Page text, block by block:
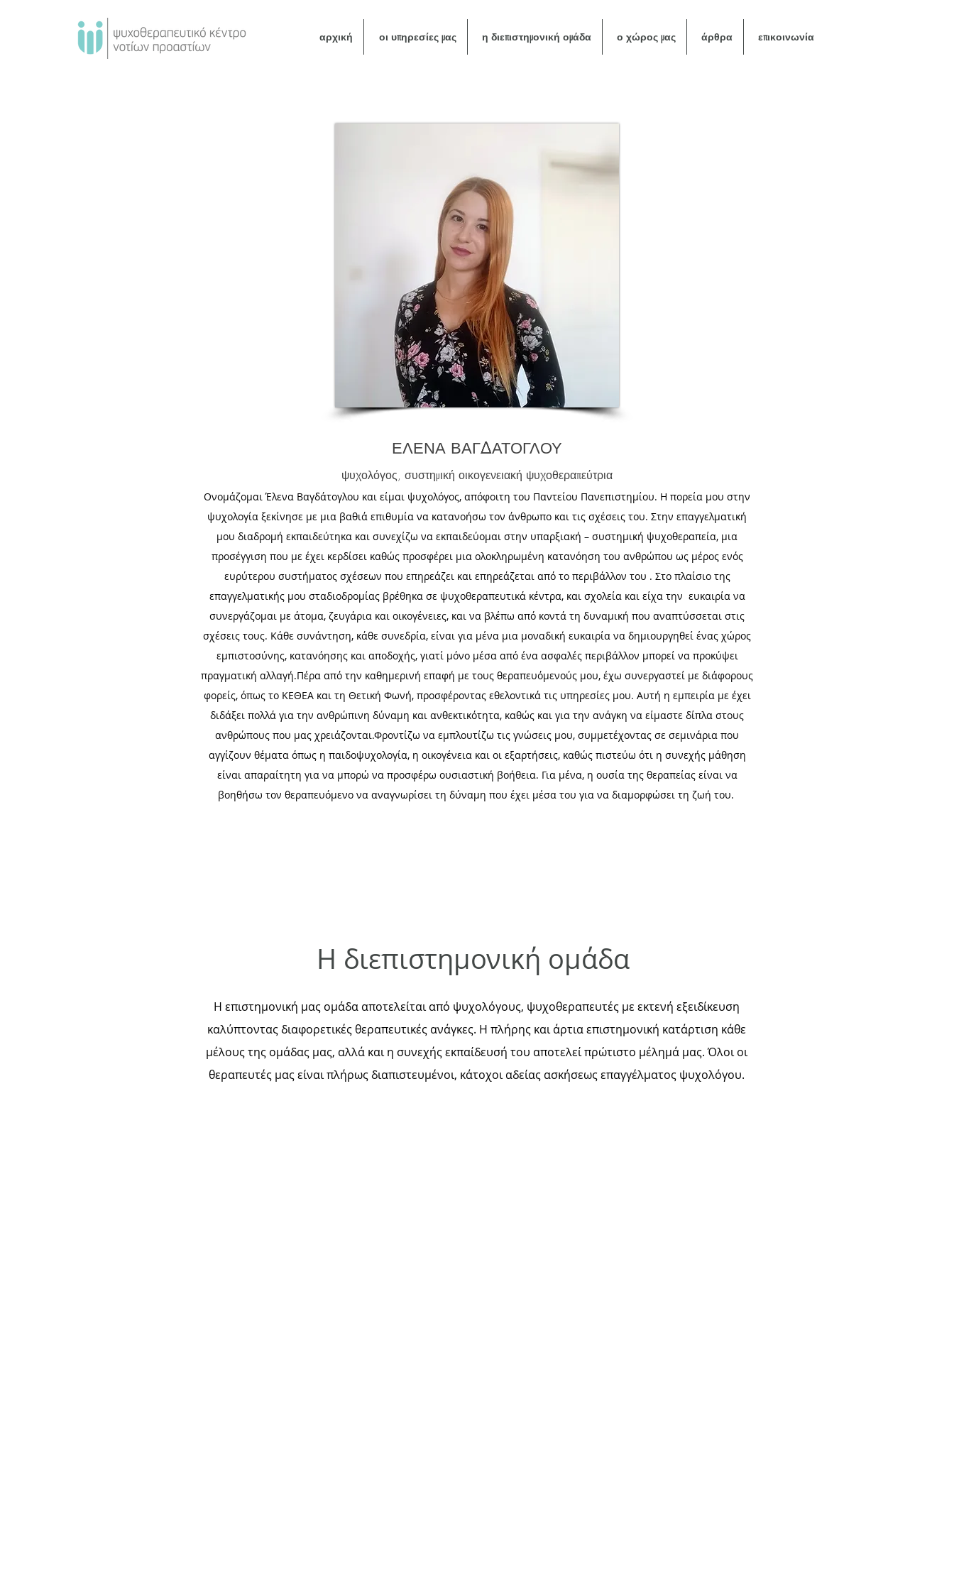
αρχική οι υπηρεσίες μας η διεπιστημονική ομάδα ο χώρος μας άρθρα επικοινωνία
ΕΛΕΝΑ ΒΑΓΔΑΤΟΓΛΟΥ
ψυχολόγος, συστημική οικογενειακή ψυχοθεραπεύτρια
Ονομάζομαι Έλενα Βαγδάτογλου και είμαι ψυχολόγος, απόφοιτη του Παντείου Πανεπιστημίου. Η πορεία μου στην
ψυχολογία ξεκίνησε με μια βαθιά επιθυμία να κατανοήσω τον άνθρωπο και τις σχέσεις του. Στην επαγγελματική
μου διαδρομή εκπαιδεύτηκα και συνεχίζω να εκπαιδεύομαι στην υπαρξιακή – συστημική ψυχοθεραπεία, μια
προσέγγιση που με έχει κερδίσει καθώς προσφέρει μια ολοκληρωμένη κατανόηση του ανθρώπου ως μέρος ενός
ευρύτερου συστήματος σχέσεων που επηρεάζει και επηρεάζεται από το περιβάλλον του . Στο πλαίσιο της
επαγγελματικής μου σταδιοδρομίας βρέθηκα σε ψυχοθεραπευτικά κέντρα, και σχολεία και είχα την ευκαιρία να
συνεργάζομαι με άτομα, ζευγάρια και οικογένειες, και να βλέπω από κοντά τη δυναμική που αναπτύσσεται στις
σχέσεις τους. Κάθε συνάντηση, κάθε συνεδρία, είναι για μένα μια μοναδική ευκαιρία να δημιουργηθεί ένας χώρος
εμπιστοσύνης, κατανόησης και αποδοχής, γιατί μόνο μέσα από ένα ασφαλές περιβάλλον μπορεί να προκύψει
πραγματική αλλαγή.Πέρα από την καθημερινή επαφή με τους θεραπευόμενούς μου, έχω συνεργαστεί με διάφορους
φορείς, όπως το ΚΕΘΕΑ και τη Θετική Φωνή, προσφέροντας εθελοντικά τις υπηρεσίες μου. Αυτή η εμπειρία με έχει
διδάξει πολλά για την ανθρώπινη δύναμη και ανθεκτικότητα, καθώς και για την ανάγκη να είμαστε δίπλα στους
ανθρώπους που μας χρειάζονται.Φροντίζω να εμπλουτίζω τις γνώσεις μου, συμμετέχοντας σε σεμινάρια που
αγγίζουν θέματα όπως η παιδοψυχολογία, η οικογένεια και οι εξαρτήσεις, καθώς πιστεύω ότι η συνεχής μάθηση
είναι απαραίτητη για να μπορώ να προσφέρω ουσιαστική βοήθεια. Για μένα, η ουσία της θεραπείας είναι να
βοηθήσω τον θεραπευόμενο να αναγνωρίσει τη δύναμη που έχει μέσα του για να διαμορφώσει τη ζωή του. ​
Η διεπιστημονική ομάδα
Η επιστημονική μας ομάδα αποτελείται από ψυχολόγους, ψυχοθεραπευτές με εκτενή εξειδίκευση
καλύπτοντας διαφορετικές θεραπευτικές ανάγκες. Η πλήρης και άρτια επιστημονική κατάρτιση κάθε
μέλους της ομάδας μας, αλλά και η συνεχής εκπαίδευσή του αποτελεί πρώτιστο μέλημά μας. Όλοι οι
θεραπευτές μας είναι πλήρως διαπιστευμένοι, κάτοχοι αδείας ασκήσεως επαγγέλματος ψυχολόγου.